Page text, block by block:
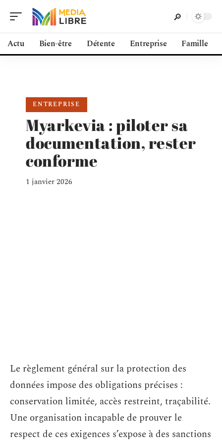
Actu Bien-être Détente Entreprise Famille
ENTREPRISE
Myarkevia : piloter sa
documentation, rester
conforme
1 janvier 2026
Le règlement général sur la protection des
données impose des obligations précises :
conservation limitée, accès restreint, traçabilité.
Une organisation incapable de prouver le
respect de ces exigences s’expose à des sanctions